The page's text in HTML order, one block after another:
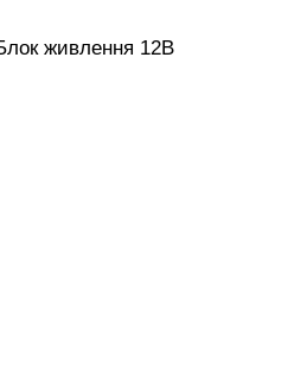
живлення 12В